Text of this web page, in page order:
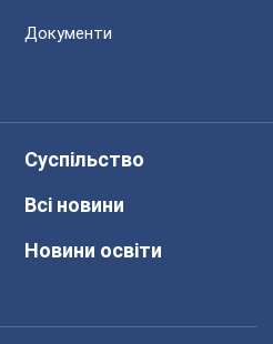
Документи
Суспільство
Всі новини
Новини освіти